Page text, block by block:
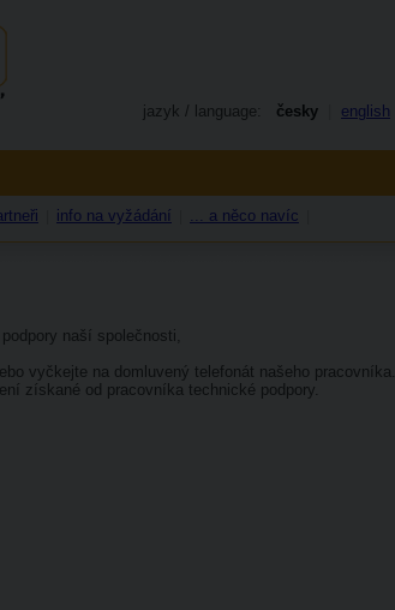
jazyk / language: česky english
info na vyžádání ... a něco navíc
naší společnosti,
vyčkejte na domluvený telefonát našeho pracovníka.
získané od pracovníka technické podpory.